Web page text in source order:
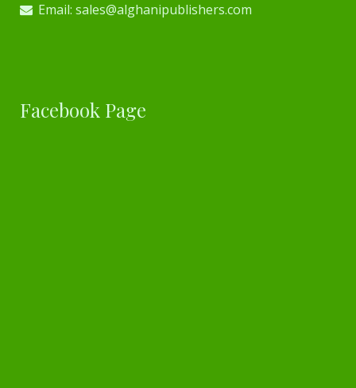
Email: sales@alghanipublishers.com
Facebook Page